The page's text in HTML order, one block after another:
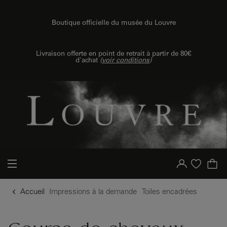
Boutique officielle du musée du Louvre
Livraison offerte en point de retrait à partir de 80€
d'achat (voir conditions)
Votre compte
Liste d'achat
Accueil Impressions à la demande Toiles encadrées